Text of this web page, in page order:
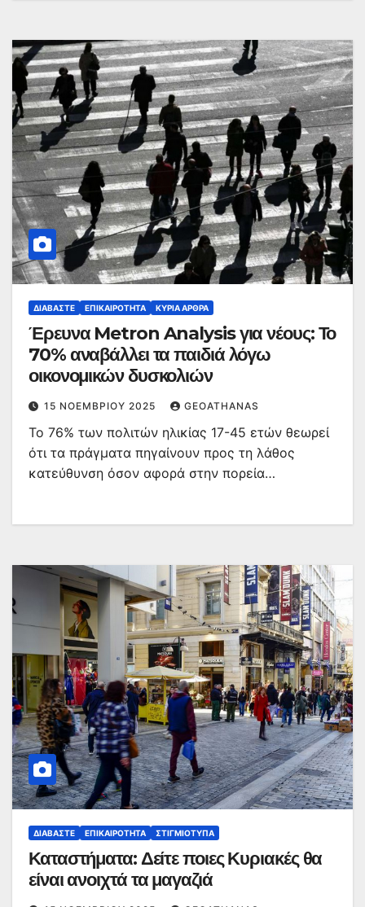
ΔΙΑΒΆΣΤΕ ΕΠΙΚΑΙΡΌΤΗΤΑ ΚΥΡΙΑ ΑΡΘΡΑ
Έρευνα Metron Analysis για νέους: Το
70% αναβάλλει τα παιδιά λόγω
οικονομικών δυσκολιών
15 ΝΟΕΜΒΡΊΟΥ 2025 GEOATHANAS
To 76% των πολιτών ηλικίας 17-45 ετών θεωρεί
ότι τα πράγματα πηγαίνουν προς τη λάθος
κατεύθυνση όσον αφορά στην πορεία…
ΔΙΑΒΆΣΤΕ ΕΠΙΚΑΙΡΌΤΗΤΑ ΣΤΙΓΜΙΌΤΥΠΑ
Καταστήματα: Δείτε ποιες Κυριακές θα
είναι ανοιχτά τα μαγαζιά